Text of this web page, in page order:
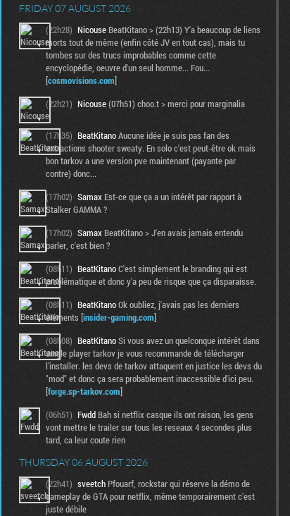
FRIDAY 07 AUGUST 2026
(22h28) Nicouse BeatKitano > (22h13) Y'a beaucoup de liens
morts tout de même (enfin côté JV en tout cas), mais tu
tombes sur des trucs improbables comme cette
encyclopédie, oeuvre d'un seul homme... Fou...
[cosmovisions.com]
(22h21) Nicouse(07h51) choo.t > merci pour marginalia
(17h35) BeatKitanoAucune idée je suis pas fan des
extractions shooter sweaty. En solo c'est peut-être ok mais
bon tarkov a une version pve maintenant (payante par
contre) donc...
(17h02) Samax Est-ce que ça a un intérêt par rapport à
Stalker GAMMA ?
(17h02) Samax BeatKitano > J'en avais jamais entendu
parler, c'est bien ?
(08h11) BeatKitanoC'est simplement le branding qui est
problématique et donc y'a peu de risque que ça disparaisse.
(08h11) BeatKitanoOk oubliez, j'avais pas les derniers
éléments [insider-gaming.com]
(08h08) BeatKitanoSi vous avez un quelconque intérêt dans
single player tarkov je vous recommande de télécharger
l'installer. les devs de tarkov attaquent en justice les devs du
"mod" et donc ça sera probablement inaccessible d'ici peu.
[forge.sp-tarkov.com]
(06h51) Fwdd Bah si netflix casque ils ont raison, les gens
vont mettre le trailer sur tous les reseaux 4 secondes plus
tard, ca leur coute rien
THURSDAY 06 AUGUST 2026
(22h41) sveetch Pfouarf, rockstar qui réserve la démo de
gameplay de GTA pour netflix, même temporairement c'est
juste débile